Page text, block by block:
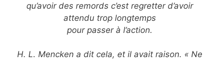
qu’avoir des remords c’est regretter d’avoir
attendu trop longtemps
pour passer à l’action.
H. L. Mencken a dit cela, et il avait raison. « Ne